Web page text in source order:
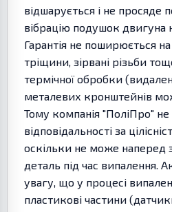
відшарується і не просяде
вібрацію подушок двигуна
Гарантія не поширюється
тріщини, зірвані різьби
термічної обробки
металевих кронштейнів
Тому компанія "ПоліПро" не
відповідальності за
оскільки не може наперед
деталь під час випалення.
увагу, що у процесі
пластикові частини